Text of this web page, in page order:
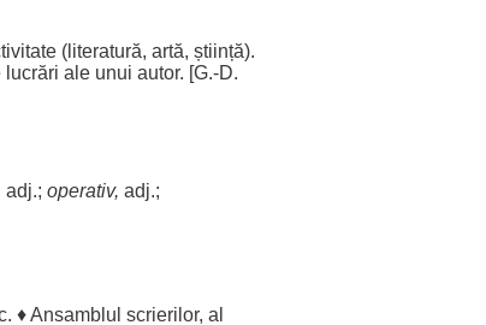
( literatură, artă, știință).
lucrări ale unui autor. [G.-D.
adj.; operativ, adj.;
♦Ansamblul scrierilor, al